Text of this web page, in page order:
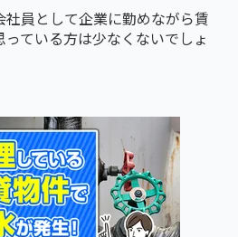
員として企業に勤めながら賃
ている方は少なくないでしょ